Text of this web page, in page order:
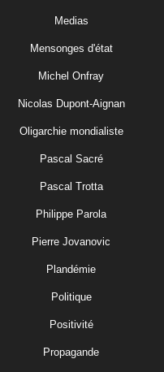
Medias
Mensonges d'état
Michel Onfray
Nicolas Dupont-Aignan
Oligarchie mondialiste
Pascal Sacré
Pascal Trotta
Philippe Parola
Pierre Jovanovic
Plandémie
Politique
Positivité
Propagande